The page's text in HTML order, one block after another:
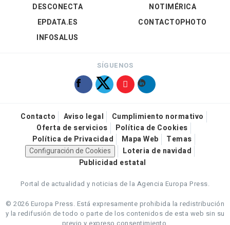
DESCONECTA
EPDATA.ES
INFOSALUS
NOTIMÉRICA
CONTACTOPHOTO
SÍGUENOS
Contacto Aviso legal
Cumplimiento normativo
Oferta de servicios
Política de Cookies
Política de Privacidad
Mapa Web
Temas
Configuración de Cookies
Loteria de navidad
Publicidad estatal
Portal de actualidad y noticias de la Agencia Europa Press.
© 2026 Europa Press. Está expresamente prohibida la redistribución
y la redifusión de todo o parte de los contenidos de esta web sin su